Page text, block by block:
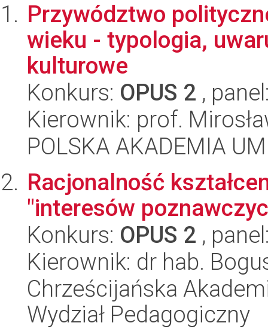
Przywództwo
wieku - typologia,
kulturowe
Konkurs: OPUS 2 ,
Kierownik: prof.
POLSKA AKADEMIA
Racjonalność
"interesów
Konkurs: OPUS 2 ,
Kierownik: dr hab.
Chrześcijańska
Wydział Pedagogiczny